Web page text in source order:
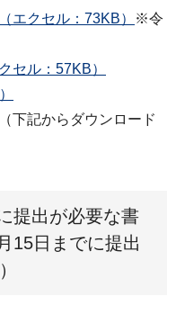
エクセル：73KB）
※令
セル：57KB）
下記からダウンロード
提出が必要な書
15日までに提出